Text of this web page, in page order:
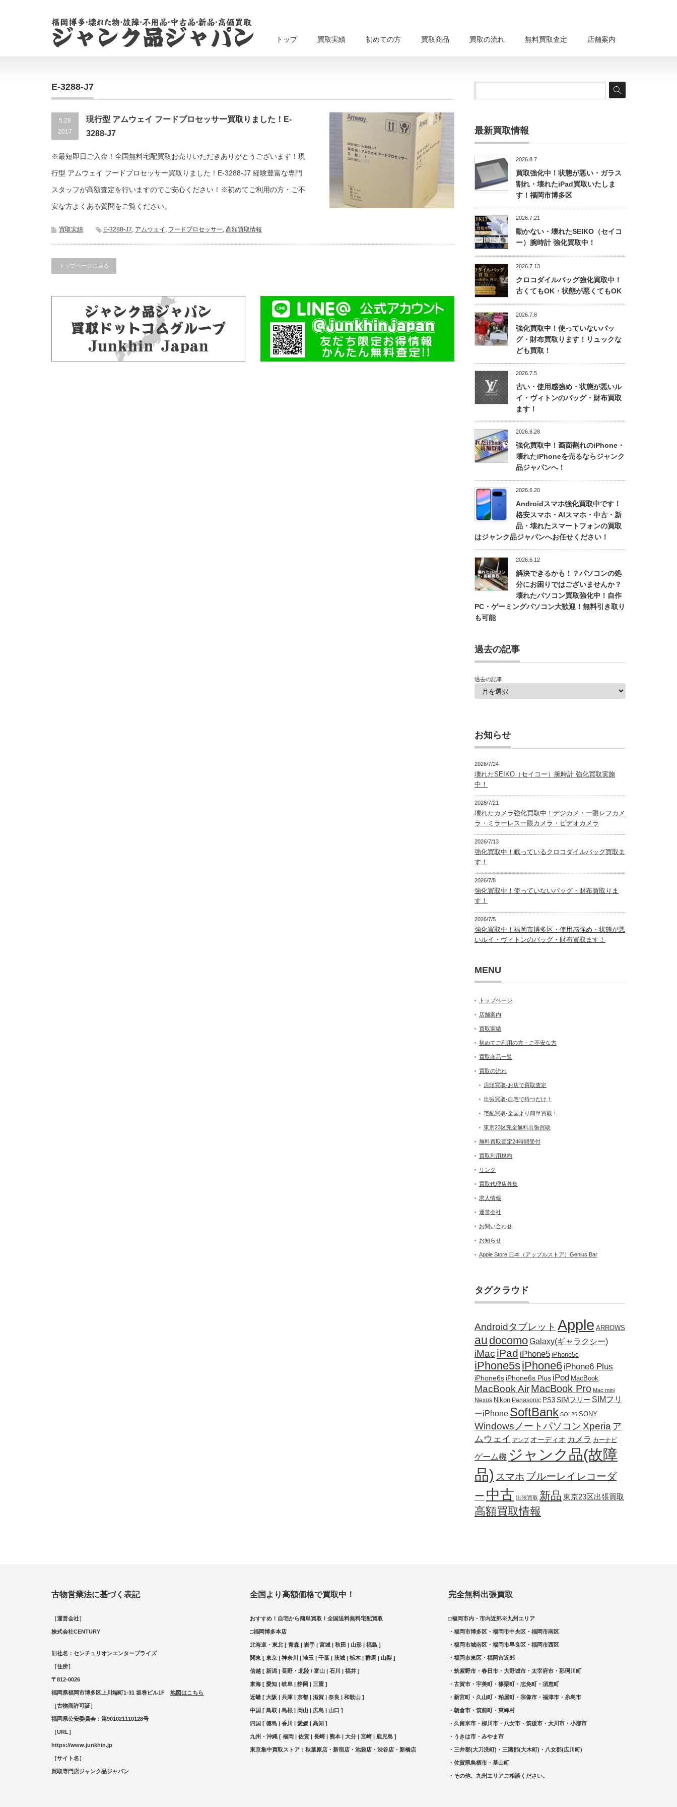
トップ 買取実績 初めての方 買取商品 買取の流れ 無料買取査定 店舗案内
E-3288-J7
5.28
2017
現行型 アムウェイ フードプロセッサー買取りました！E-
3288-J7
※最短即日ご入金！全国無料宅配買取お売りいただきありがとうございます！現
行型 アムウェイ フードプロセッサー買取りました！E-3288-J7 経験豊富な専門
スタッフが高額査定を行いますのでご安心ください！※初めてご利用の方・ご不
安な方よくある質問をご覧ください。
買取実績 E-3288-J7, アムウェイ , フードプロセッサー, 高額買取情報
トップページに戻る
最新買取情報
2026.8.7
買取強化中！状態が悪い・ガラス
割れ・壊れたiPad買取いたしま
す！福岡市博多区
2026.7.21
動かない・壊れたSEIKO（セイコ
ー）腕時計 強化買取中！
2026.7.13
クロコダイルバッグ強化買取中！
古くてもOK・状態が悪くてもOK
2026.7.8
強化買取中！使っていないバッ
グ・財布買取ります！リュックな
ども買取！
2026.7.5
古い・使用感強め・状態が悪いル
イ・ヴィトンのバッグ・財布買取
ます！
2026.6.28
強化買取中！画面割れのiPhone・
壊れたiPhoneを売るならジャンク
品ジャパンへ！
2026.6.20
Androidスマホ強化買取中です！
格安スマホ・AIスマホ・中古・新
品・壊れたスマートフォンの買取
はジャンク品ジャパンへお任せください！
2026.6.12
解決できるかも！？パソコンの処
分にお困りではございませんか？
壊れたパソコン買取強化中！自作
PC・ゲーミングパソコン大歓迎！無料引き取り
も可能
過去の記事
過去の記事
お知らせ
2026/7/24
壊れたSEIKO（セイコー）腕時計 強化買取実施
中！
2026/7/21
壊れたカメラ強化買取中！デジカメ・一眼レフカメ
ラ・ミラーレス一眼カメラ・ビデオカメラ
2026/7/13
強化買取中！眠っているクロコダイルバッグ買取ま
す！
2026/7/8
強化買取中！使っていないバッグ・財布買取りま
す！
2026/7/5
強化買取中！福岡市博多区・使用感強め・状態が悪
いルイ・ヴィトンのバッグ・財布買取ます！
MENU
トップページ
店舗案内
買取実績
初めてご利用の方・ご不安な方
買取商品一覧
買取の流れ
店頭買取-お店で買取査定
出張買取-自宅で待つだけ！
宅配買取-全国より簡単買取！
東京23区完全無料出張買取
無料買取査定24時間受付
買取利用規約
リンク
買取代理店募集
求人情報
運営会社
お問い合わせ
お知らせ
Apple Store 日本（アップルストア）Genius Bar
タグクラウド
Androidタブレット Apple ARROWS
au docomoGalaxy(ギャラクシー)
iMac iPad iPhone5 iPhone5c
iPhone5siPhone6 iPhone6 Plus
iPhone6s iPhone6s Plus iPod MacBook
MacBook AirMacBook Pro Mac mini
Nexus Nikon Panasonic PS3 SIMフリー SIMフリ
ーiPhone SoftBank SOL26 SONY
Windowsノートパソコン Xperia ア
ムウェイ アンプ オーディオ カメラ カーナビ
ゲーム機 ジャンク品(故障
品) スマホ ブルーレイレコーダ
ー 中古 出張買取 新品 東京23区出張買取
高額買取情報
古物営業法に基づく表記
［運営会社］
株式会社CENTURY
旧社名：センチュリオンエンタープライズ
［住所］
〒812-0026
福岡県福岡市博多区上川端町1-31 坂巻ビル1F 地図はこちら
［古物商許可証］
福岡県公安委員会：第901021110128号
［URL］
https://www.junkhin.jp
［サイト名］
買取専門店ジャンク品ジャパン
全国より高額価格で買取中！
おすすめ！自宅から簡単買取！全国送料無料宅配買取
□福岡博多本店
北海道・東北 [ 青森 | 岩手 | 宮城 | 秋田 | 山形 | 福島 ]
関東 [ 東京 | 神奈川 | 埼玉 | 千葉 | 茨城 | 栃木 | 群馬 | 山梨 ]
信越 [ 新潟 | 長野・北陸 / 富山 | 石川 | 福井 ]
東海 [ 愛知 | 岐阜 | 静岡 | 三重 ]
近畿 [ 大阪 | 兵庫 | 京都 | 滋賀 | 奈良 | 和歌山 ]
中国 [ 鳥取 | 島根 | 岡山 | 広島 | 山口 ]
四国 [ 徳島 | 香川 | 愛媛 | 高知 ]
九州・沖縄 [ 福岡 | 佐賀 | 長崎 | 熊本 | 大分 | 宮崎 | 鹿児島 ]
東京集中買取ストア：秋葉原店・新宿店・池袋店・渋谷店・新橋店
完全無料出張買取
□福岡市内・市内近郊※九州エリア
・福岡市博多区・福岡市中央区・福岡市南区
・福岡市城南区・福岡市早良区・福岡市西区
・福岡市東区・福岡市近郊
・筑紫野市・春日市・大野城市・太宰府市・那珂川町
・古賀市・宇美町・篠栗町・志免町・須恵町
・新宮町・久山町・粕屋町・宗像市・福津市・糸島市
・朝倉市・筑前町・東峰村
・久留米市・柳川市・八女市・筑後市・大川市・小郡市
・うきは市・みやま市
・三井郡(大刀洗町)・三潴郡(大木町)・八女郡(広川町)
・佐賀県鳥栖市・基山町
・その他、九州エリアご相談ください。